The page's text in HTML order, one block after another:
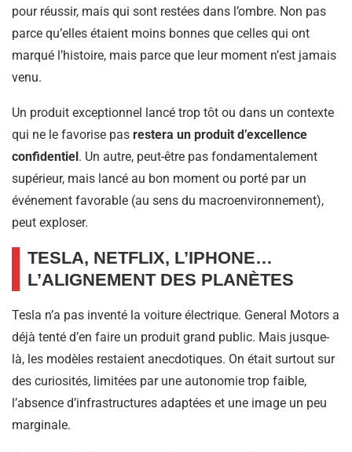
pour réussir, mais qui sont restées dans l’ombre. Non pas
parce qu’elles étaient moins bonnes que celles qui ont
marqué l’histoire, mais parce que leur moment n’est jamais
venu.
Un produit exceptionnel lancé trop tôt ou dans un contexte
qui ne le favorise pas restera un produit d’excellence
confidentiel . Un autre, peut-être pas fondamentalement
supérieur, mais lancé au bon moment ou porté par un
événement favorable (au sens du macroenvironnement),
peut exploser.
TESLA, NETFLIX, L’IPHONE…
L’ALIGNEMENT DES PLANÈTES
Tesla n’a pas inventé la voiture électrique. General Motors a
déjà tenté d’en faire un produit grand public. Mais jusque-
là, les modèles restaient anecdotiques. On était surtout sur
des curiosités, limitées par une autonomie trop faible,
l’absence d’infrastructures adaptées et une image un peu
marginale.